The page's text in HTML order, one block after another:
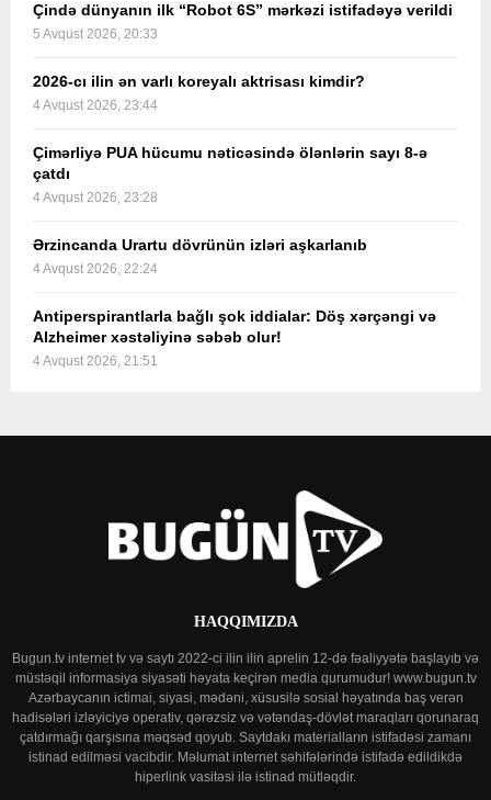
Çində dünyanın ilk “Robot 6S” mərkəzi istifadəyə verildi
5 Avqust 2026, 20:33
2026-cı ilin ən varlı koreyalı aktrisası kimdir?
4 Avqust 2026, 23:44
Çimərliyə PUA hücumu nəticəsində ölənlərin sayı 8-ə
çatdı
4 Avqust 2026, 23:28
Ərzincanda Urartu dövrünün izləri aşkarlanıb
4 Avqust 2026, 22:24
Antiperspirantlarla bağlı şok iddialar: Döş xərçəngi və
Alzheimer xəstəliyinə səbəb olur!
4 Avqust 2026, 21:51
HAQQIMIZDA
Bugun.tv internet tv və saytı 2022-ci ilin ilin aprelin 12-də fəaliyyətə başlayıb və
müstəqil informasiya siyasəti həyata keçirən media qurumudur! www.bugun.tv
Azərbaycanın ictimai, siyasi, mədəni, xüsusilə sosial həyatında baş verən
hadisələri izləyiciyə operativ, qərəzsiz və vətəndaş-dövlət maraqları qorunaraq
çatdırmağı qarşısına məqsəd qoyub. Saytdakı materialların istifadəsi zamanı
istinad edilməsi vacibdir. Məlumat internet səhifələrində istifadə edildikdə
hiperlink vasitəsi ilə istinad mütləqdir.